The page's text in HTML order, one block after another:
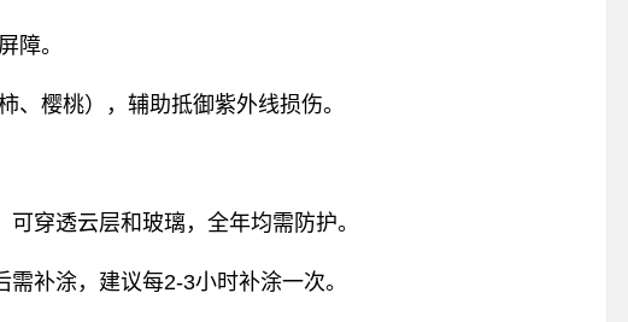
障‌。
樱桃），辅助抵御紫外线损伤‌。
穿透云层和玻璃，全年均需防护‌。
补涂，建议每2-3小时补涂一次‌。